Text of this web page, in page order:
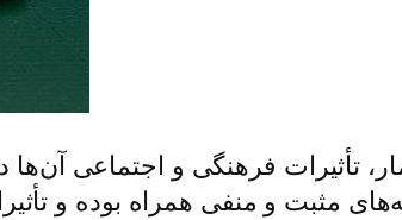
تأثیرات فرهنگی و اجتماعی آن‌ها